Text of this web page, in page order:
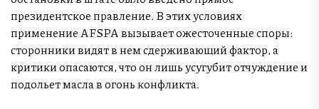
президентское правление. В этих условиях
применение AFSPA вызывает ожесточенные споры:
сторонники видят в нем сдерживающий фактор, а
критики опасаются, что он лишь усугубит отчуждение и
подольет масла в огонь конфликта.